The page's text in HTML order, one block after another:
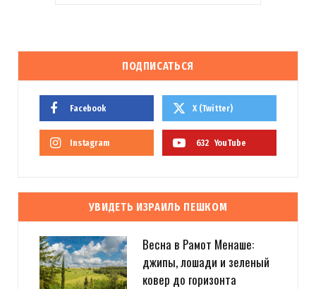
ПОДПИСАТЬСЯ
Facebook X (Twitter)
Instagram 632 YouTube
УВИДЕТЬ ИЗРАИЛЬ ПЕШКОМ
Весна в Рамот Менаше:
джипы, лошади и зеленый
ковер до горизонта